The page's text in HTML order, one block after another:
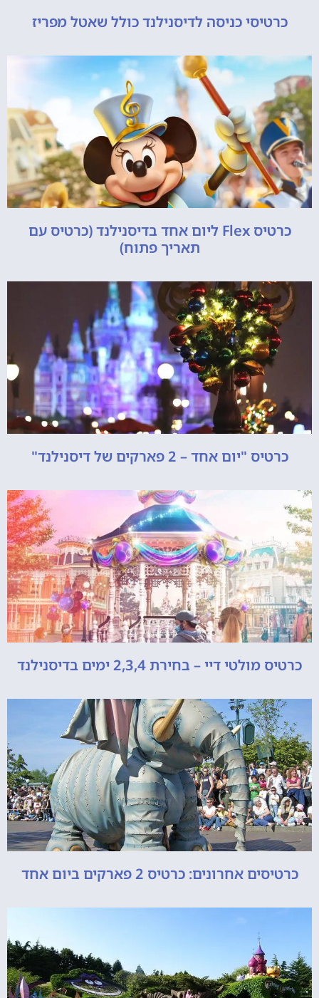
כרטיסי כניסה לדיסנילנד כולל שאטל מפריז
כרטיס Flex ליום אחד בדיסנילנד (כרטיס עם
תאריך פתוח)
כרטיס "יום אחד – 2 פארקים של דיסנילנד"
כרטיס מולטי דיי – בחירת 2,3,4 ימים בדיסנילנד
כרטיסים אחרונים: כרטיס 2 פארקים ביום אחד